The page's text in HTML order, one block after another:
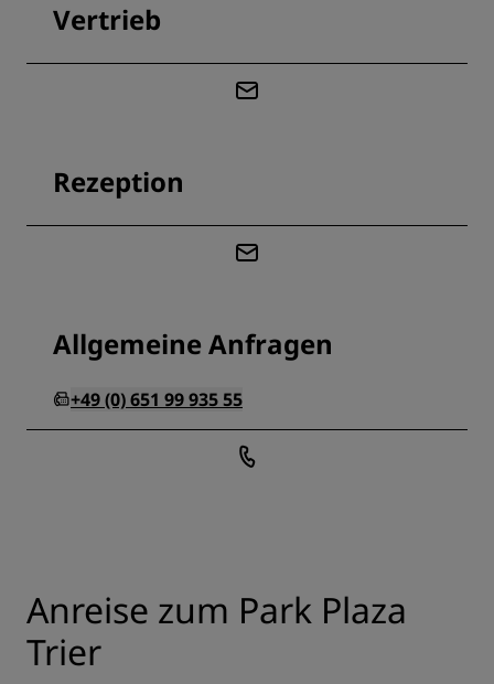
Vertrieb
Rezeption
Allgemeine Anfragen
+49 (0) 651 99 935 55
Anreise zum Park Plaza
Trier